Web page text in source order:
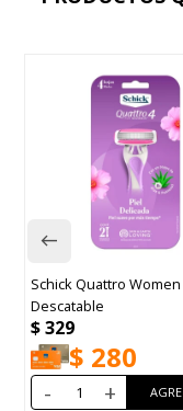
Schick Quattro Women
Descatable
$329
$ 280
- +